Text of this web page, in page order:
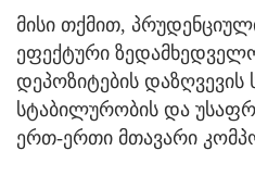
მისი თქმით,
ეფექტური
დეპოზიტების დაზღვევის
სტაბილურობის და
ერთ-ერთი მთავარი